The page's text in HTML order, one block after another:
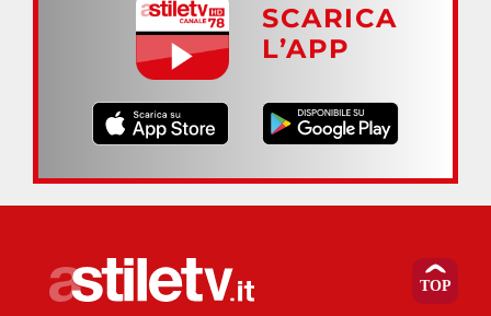
SCARICA
L’APP